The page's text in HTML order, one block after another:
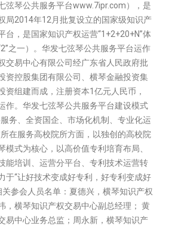
弦琴公共服务平台www.7ipr.com），是
局2014年12月批复设立的国家级知识产
台，是国家知识产权运营“1+2+20+N”体
之一）。华发七弦琴公共服务平台运作
交易中心有限公司经广东省人民政府批
资控股集团有限公司、横琴金融投资集
资组建而成，注册资本1亿元人民币，
作。华发七弦琴公共服务平台建设模式
务、全资国企、市场化机制、专业化运
在服务高校院所方面，以独创的高校院
模式为核心，以高价值专利培育布局、
能培训、运营分平台、专利技术运营转
于“让好技术变成好专利，好专利变成好
关参会人员名单：夏德兴，横琴知识产权
，横琴知识产权交易中心副总经理； 黄
易中心业务总监；周永新，横琴知识产